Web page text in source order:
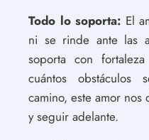
Todo lo soporta: El
ni se rinde ante las
soporta con
cuántos obstáculos
camino, este amor
y seguir adelante.